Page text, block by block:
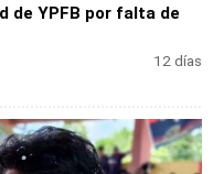
de YPFB por falta de
12 días